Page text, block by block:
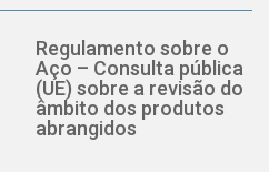
Regulamento sobre o
Aço – Consulta pública
(UE) sobre a revisão do
âmbito dos produtos
abrangidos